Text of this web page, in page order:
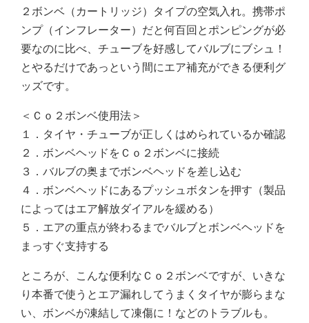
２ボンベ（カートリッジ）タイプの空気入れ。携帯ポ
ンプ（インフレーター）だと何百回とポンピングが必
要なのに比べ、チューブを好感してバルブにブシュ！
とやるだけであっという間にエア補充ができる便利グ
ッズです。
＜Ｃｏ２ボンベ使用法＞
１．タイヤ・チューブが正しくはめられているか確認
２．ボンベヘッドをＣｏ２ボンベに接続
３．バルブの奥までボンベヘッドを差し込む
４．ボンベヘッドにあるプッシュボタンを押す（製品
によってはエア解放ダイアルを緩める）
５．エアの重点が終わるまでバルブとボンベヘッドを
まっすぐ支持する
ところが、こんな便利なＣｏ２ボンベですが、いきな
り本番で使うとエア漏れしてうまくタイヤが膨らまな
い、ボンベが凍結して凍傷に！などのトラブルも。